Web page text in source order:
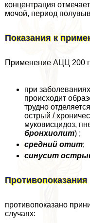
концентрация
мочой, период
Показания к
Применение АЦЦ 200
при
происходит
трудно
острый /
муковисцидоз,
бронхиолит) ;
средний отит;
синусит
Противопоказания
противопоказано
случаях: